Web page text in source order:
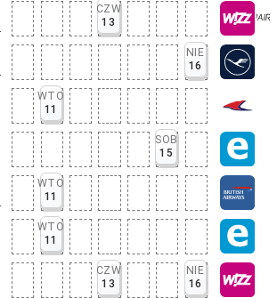
CZW
13
NIE
16
WTO
11
SOB
15
WTO
11
WTO
11
CZW
13
NIE
16